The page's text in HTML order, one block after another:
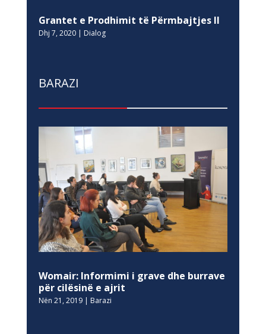
Grantet e Prodhimit të Përmbajtjes II
Dhj 7, 2020| Dialog
BARAZI
Womair: Informimi i grave dhe burrave
për cilësinë e ajrit
Nën 21, 2019| Barazi